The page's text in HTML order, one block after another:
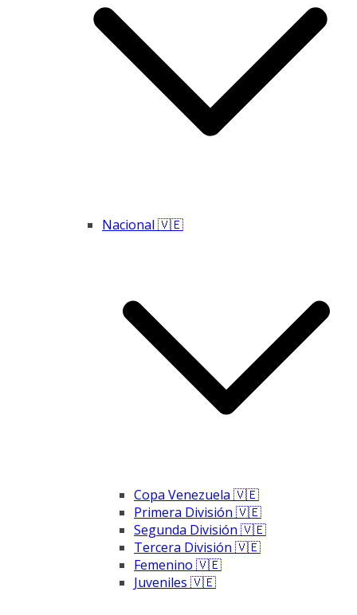
Nacional 🇻🇪
Copa Venezuela 🇻🇪
Primera División 🇻🇪
Segunda División 🇻🇪
Tercera División 🇻🇪
Femenino 🇻🇪
Juveniles 🇻🇪